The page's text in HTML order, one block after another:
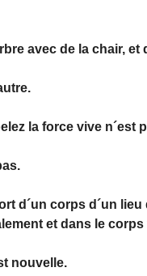
avec de la chair,
la force vive n´est
d´un corps d´un
et dans le
nouvelle.